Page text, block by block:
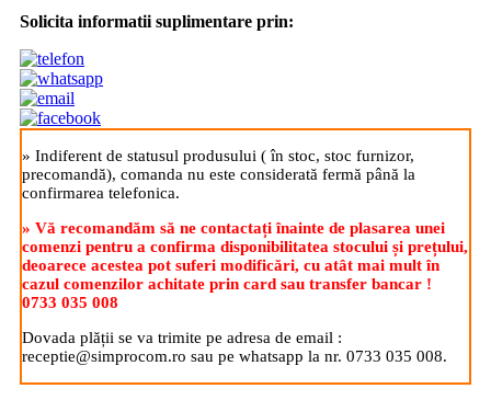
Solicita informatii suplimentare prin:
» Indiferent de statusul produsului ( în stoc, stoc furnizor,
precomandă), comanda nu este considerată fermă până la
confirmarea telefonica.
» Vă recomandăm să ne contactați înainte de plasarea unei
comenzi pentru a confirma disponibilitatea stocului și prețului,
deoarece acestea pot suferi modificări, cu atât mai mult în
cazul comenzilor achitate prin card sau transfer bancar !
0733 035 008
Dovada plății se va trimite pe adresa de email :
receptie@simprocom.ro sau pe whatsapp la nr. 0733 035 008.